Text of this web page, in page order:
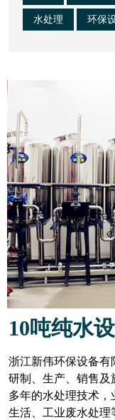
水处理 环保
10吨纯水
浙江新伟环保设备
研制、生产、销售
多年的水处理技术
生活、工业废水处理